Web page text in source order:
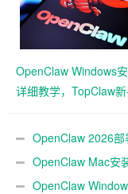
OpenClaw Windows
详细教学，TopClaw
OpenClaw 2026
动企微OpenClaw Mac安
速本地起用
OpenClaw